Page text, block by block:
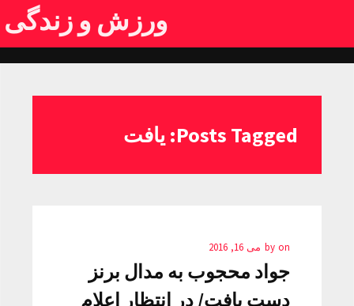
ورزش و زندگی
Posts Tagged: يافت
by on می 16, 2016
جواد محجوب به مدال برنز
دست يافت/ در انتظار اعلام